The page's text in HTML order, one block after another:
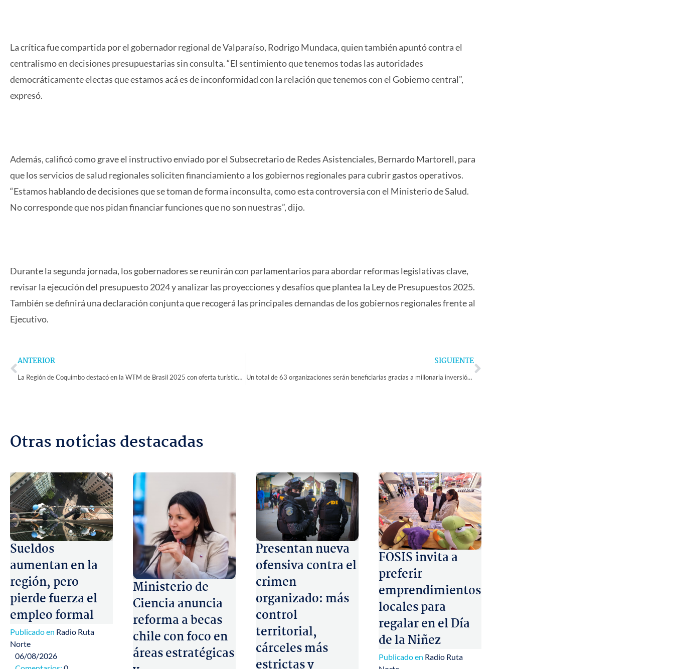
La crítica fue compartida por el gobernador regional de Valparaíso, Rodrigo Mundaca, quien también apuntó contra el
centralismo en decisiones presupuestarias sin consulta. “El sentimiento que tenemos todas las autoridades
democráticamente electas que estamos acá es de inconformidad con la relación que tenemos con el Gobierno central”,
expresó.
Además, calificó como grave el instructivo enviado por el Subsecretario de Redes Asistenciales, Bernardo Martorell, para
que los servicios de salud regionales soliciten financiamiento a los gobiernos regionales para cubrir gastos operativos.
“Estamos hablando de decisiones que se toman de forma inconsulta, como esta controversia con el Ministerio de Salud.
No corresponde que nos pidan financiar funciones que no son nuestras”, dijo.
Durante la segunda jornada, los gobernadores se reunirán con parlamentarios para abordar reformas legislativas clave,
revisar la ejecución del presupuesto 2024 y analizar las proyecciones y desafíos que plantea la Ley de Presupuestos 2025.
También se definirá una declaración conjunta que recogerá las principales demandas de los gobiernos regionales frente al
Ejecutivo.
Prev
ANTERIOR
La Región de Coquimbo destacó en la WTM de Brasil 2025 con oferta turística wellness, enoturismo y astroturismo
SIGUIENTE
Un total de 63 organizaciones serán beneficiarias gracias a millonaria inversión de Subvención Municipal 2025 en Monte Patria
Next
Otras noticias destacadas
Sueldos
aumentan en la
región, pero
pierde fuerza el
empleo formal
Publicado en Radio Ruta
Norte
06/08/2026
Ministerio de
Ciencia anuncia
reforma a becas
chile con foco en
áreas estratégicas
Presentan nueva
ofensiva contra el
crimen
organizado: más
control
territorial,
cárceles más
estrictas y
FOSIS invita a
preferir
emprendimientos
locales para
regalar en el Día
de la Niñez
Publicado en Radio Ruta